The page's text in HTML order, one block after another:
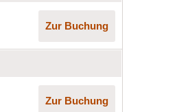
Zur Buchung
Zur Buchung